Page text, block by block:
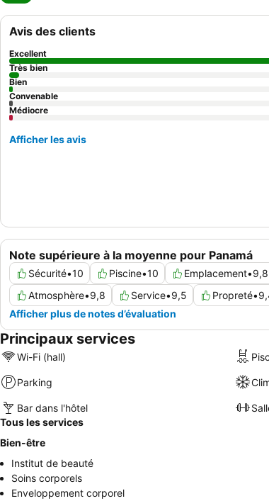
Note supérieure à la moyenne pour Panamá
Sécurité•10 Piscine•10 Emplacement•9,8
Atmosphère•9,8 Service•9,5 Propreté•
Afficher plus de notes d’évaluation
Avis des clients
Excellent
Très bien
Bien
Convenable
Médiocre
Afficher les avis
Principaux services
Wi-Fi (hall)
Parking
Bar dans l'hôtel
Tous les services
Bien-être
Institut de beauté
Soins corporels
Enveloppement corporel